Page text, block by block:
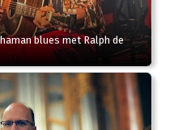
blues met Ralph de